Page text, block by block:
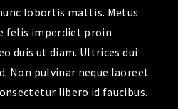
lobortis mattis. Metus
felis imperdiet proin
duis ut diam. Ultrices dui
Non pulvinar neque laoreet
libero id faucibus.